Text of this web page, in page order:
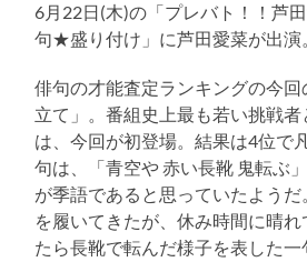
6月22日(木)の「プレバト！！芦
句★盛り付け」に芦田愛菜が出演
俳句の才能査定ランキングの今
立て」。番組史上最も若い挑戦
は、今回が初登場。結果は4位で
句は、「青空や 赤い長靴 鬼転ぶ
が季語であると思っていたよう
を履いてきたが、休み時間に晴
たら長靴で転んだ様子を表した